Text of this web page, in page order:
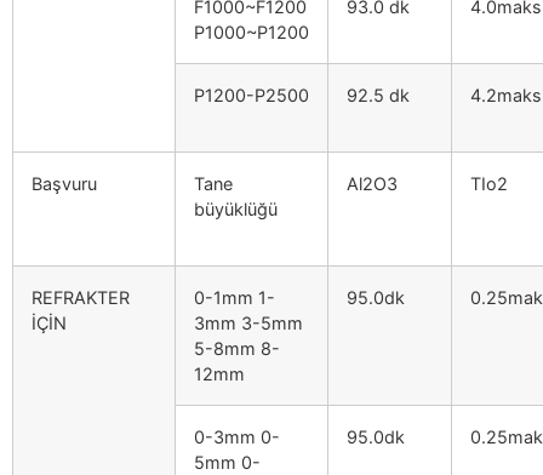
F1000~F1200
P1000~P1200
93.0 dk
P1200-P2500 92.5 dk
Başvuru
Tane
büyüklüğü
Al2O3 TIo2
REFRAKTER
İÇİN
0-1mm 1-
3mm 3-5mm
5-8mm 8-
12mm
95.0dk
0-3mm 0-
5mm 0-
95.0dk